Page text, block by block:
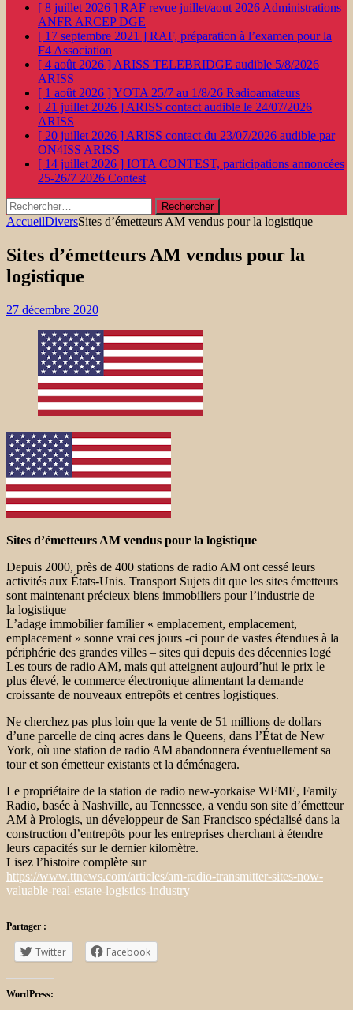
[ 8 juillet 2026 ] RAF revue juillet/aout 2026 Administrations
ANFR ARCEP DGE
[ 17 septembre 2021 ] RAF, préparation à l’examen pour la
F4 Association
[ 4 août 2026 ] ARISS TELEBRIDGE audible 5/8/2026
ARISS
[ 1 août 2026 ]YOTA 25/7 au 1/8/26 Radioamateurs
[ 21 juillet 2026 ] ARISS contact audible le 24/07/2026
ARISS
[ 20 juillet 2026 ] ARISS contact du 23/07/2026 audible par
ON4ISS ARISS
[ 14 juillet 2026 ] IOTA CONTEST, participations annoncées
25-26/7 2026 Contest
Rechercher :
AccueilDiversSites d’émetteurs AM vendus pour la logistique
Sites d’émetteurs AM vendus pour la
logistique
27 décembre 2020
Sites d’émetteurs AM vendus pour la logistique
Depuis 2000, près de 400 stations de radio AM ont cessé leurs
activités aux États-Unis. Transport Sujets dit que les sites émetteurs
sont maintenant précieux biens immobiliers pour l’industrie de
la logistique
L’adage immobilier familier « emplacement, emplacement,
emplacement » sonne vrai ces jours -ci pour de vastes étendues à la
périphérie des grandes villes – sites qui depuis des décennies logé
Les tours de radio AM, mais qui atteignent aujourd’hui le prix le
plus élevé, le commerce électronique alimentant la demande
croissante de nouveaux entrepôts et centres logistiques.
Ne cherchez pas plus loin que la vente de 51 millions de dollars
d’une parcelle de cinq acres dans le Queens, dans l’État de New
York, où une station de radio AM abandonnera éventuellement sa
tour et son émetteur existants et la déménagera.
Le propriétaire de la station de radio new-yorkaise WFME, Family
Radio, basée à Nashville, au Tennessee, a vendu son site d’émetteur
AM à Prologis, un développeur de San Francisco spécialisé dans la
construction d’entrepôts pour les entreprises cherchant à étendre
leurs capacités sur le dernier kilomètre.
Lisez l’histoire complète sur
https://www.ttnews.com/articles/am-radio-transmitter-sites-now-
valuable-real-estate-logistics-industry
Partager :
Twitter Facebook
WordPress: